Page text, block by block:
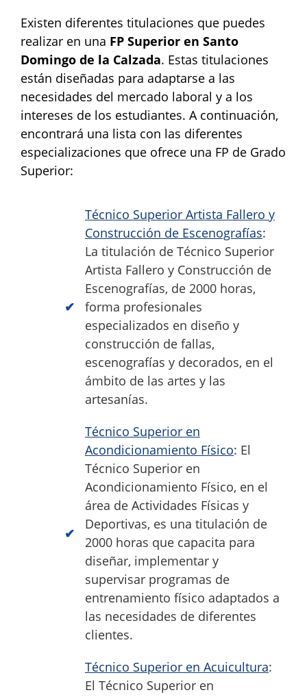
Existen diferentes titulaciones que puedes
realizar en una FP Superior en Santo
Domingo de la Calzada. Estas titulaciones
están diseñadas para adaptarse a las
necesidades del mercado laboral y a los
intereses de los estudiantes. A continuación,
encontrará una lista con las diferentes
especializaciones que ofrece una FP de Grado
Superior:
Técnico Superior Artista Fallero y
Construcción de Escenografías:
La titulación de Técnico Superior
Artista Fallero y Construcción de
Escenografías, de 2000 horas,
forma profesionales
especializados en diseño y
construcción de fallas,
escenografías y decorados, en el
ámbito de las artes y las
artesanías.
Técnico Superior en
Acondicionamiento Físico: El
Técnico Superior en
Acondicionamiento Físico, en el
área de Actividades Físicas y
Deportivas, es una titulación de
2000 horas que capacita para
diseñar, implementar y
supervisar programas de
entrenamiento físico adaptados a
las necesidades de diferentes
clientes.
Técnico Superior en Acuicultura:
El Técnico Superior en